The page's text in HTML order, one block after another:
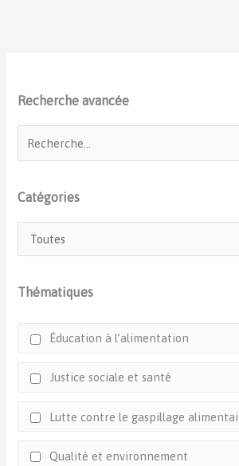
Recherche avancée
Catégories
Thématiques
Éducation à l’alimentation
Justice sociale et santé
Lutte contre le gaspillage
Qualité et environnement